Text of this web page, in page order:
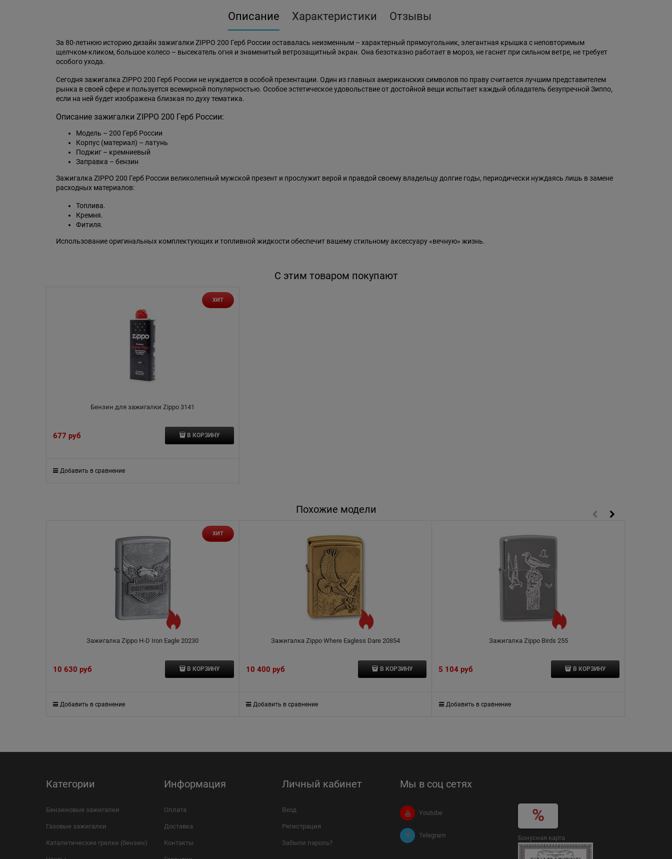
Описание Характеристики Отзывы
За 80-летнюю историю дизайн зажигалки ZIPPO 200 Герб России оставалась неизменным – характерный прямоугольник, элегантная крышка с неповторимым
щелчком-кликом, большое колесо – высекатель огня и знаменитый ветрозащитный экран. Она безотказно работает в мороз, не гаснет при сильном ветре, не требует
особого ухода.
Сегодня зажигалка ZIPPO 200 Герб России не нуждается в особой презентации. Один из главных американских символов по праву считается лучшим представителем
рынка в своей сфере и пользуется всемирной популярностью. Особое эстетическое удовольствие от достойной вещи испытает каждый обладатель безупречной Зиппо,
если на ней будет изображена близкая по духу тематика.
Описание зажигалки ZIPPO 200 Герб России:
Модель – 200 Герб России
Корпус (материал) – латунь
Поджиг – кремниевый
Заправка – бензин
Зажигалка ZIPPO 200 Герб России великолепный мужской презент и прослужит верой и правдой своему владельцу долгие годы, периодически нуждаясь лишь в замене
расходных материалов:
Топлива.
Кремня.
Фитиля.
Использование оригинальных комплектующих и топливной жидкости обеспечит вашему стильному аксессуару «вечную» жизнь.
С этим товаром покупают
Бензин для зажигалки Zippo 3141
ХИТ
677 руб В КОРЗИНУ
Добавить в сравнение
Похожие модели
Зажигалка Zippo H-D Iron Eagle 20230
ХИТ
10 630 руб В КОРЗИНУ
Добавить в сравнение
Зажигалка Zippo Where Eagless Dare 20854
10 400 руб В КОРЗИНУ
Добавить в сравнение
Зажигалка Zippo Birds 255
5 104 руб В КОРЗИНУ
Добавить в сравнение
Категории
Бензиновые зажигалки
Газовые зажигалки
Каталитические грелки (бензин)
Информация
Оплата
Доставка
Контакты
Личный кабинет
Вход
Регистрация
Забыли пароль?
Мы в соц сетях
Youtube
Telegram Бонусная карта